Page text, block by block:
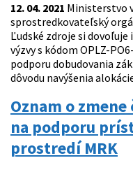
12. 04. 2021 Ministerstvo
sprostredkovateľský
Ľudské zdroje si
výzvy s kódom OPLZ-
podporu dobudovania
dôvodu navýšenia
Oznam o
na podporu
prostredí MRK